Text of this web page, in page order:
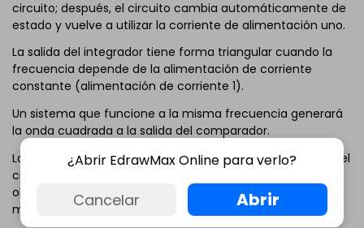
circuito; después, el circuito cambia automáticamente de
estado y vuelve a utilizar la corriente de alimentación uno.
La salida del integrador tiene forma triangular cuando la
frecuencia depende de la alimentación de corriente
constante (alimentación de corriente 1).
Un sistema que funcione a la misma frecuencia generará
la onda cuadrada a la salida del comparador.
La amplitud de las ondas de salida se modifica mediante el
circuito de conformación del diodo de resistencia, y
obtenemos una forma de onda sinusoidal más suave,
manteniendo el nivel de distorsión por debajo del 1 %.
¿Abrir EdrawMax Online para verlo?
Cancelar Abrir